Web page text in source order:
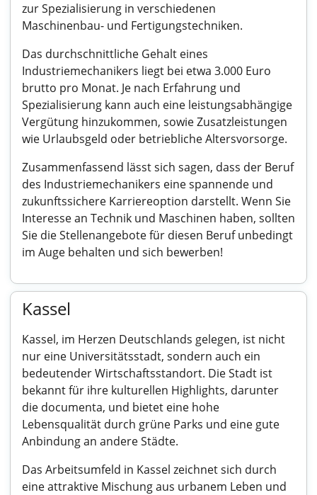
zur Spezialisierung in verschiedenen
Maschinenbau- und Fertigungstechniken.
Das durchschnittliche Gehalt eines
Industriemechanikers liegt bei etwa 3.000 Euro
brutto pro Monat. Je nach Erfahrung und
Spezialisierung kann auch eine leistungsabhängige
Vergütung hinzukommen, sowie Zusatzleistungen
wie Urlaubsgeld oder betriebliche Altersvorsorge.
Zusammenfassend lässt sich sagen, dass der Beruf
des Industriemechanikers eine spannende und
zukunftssichere Karriereoption darstellt. Wenn Sie
Interesse an Technik und Maschinen haben, sollten
Sie die Stellenangebote für diesen Beruf unbedingt
im Auge behalten und sich bewerben!
Kassel
Kassel, im Herzen Deutschlands gelegen, ist nicht
nur eine Universitätsstadt, sondern auch ein
bedeutender Wirtschaftsstandort. Die Stadt ist
bekannt für ihre kulturellen Highlights, darunter
die documenta, und bietet eine hohe
Lebensqualität durch grüne Parks und eine gute
Anbindung an andere Städte.
Das Arbeitsumfeld in Kassel zeichnet sich durch
eine attraktive Mischung aus urbanem Leben und